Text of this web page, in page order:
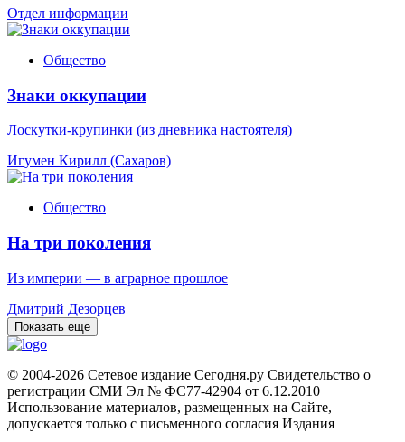
Отдел информации
Общество
Знаки оккупации
Лоскутки-крупинки (из дневника настоятеля)
Игумен Кирилл (Сахаров)
Общество
На три поколения
Из империи — в аграрное прошлое
Дмитрий Дезорцев
Показать еще
© 2004-2026 Сетевое издание Сегодня.ру Свидетельство о
регистрации СМИ Эл № ФС77-42904 от 6.12.2010
Использование материалов, размещенных на Сайте,
допускается только с письменного согласия Издания